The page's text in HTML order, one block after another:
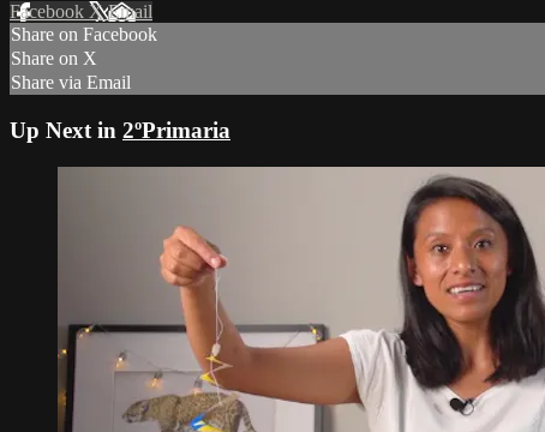
Facebook XEmail
Share on Facebook
Share on X
Share via Email
Up Next in 2ºPrimaria